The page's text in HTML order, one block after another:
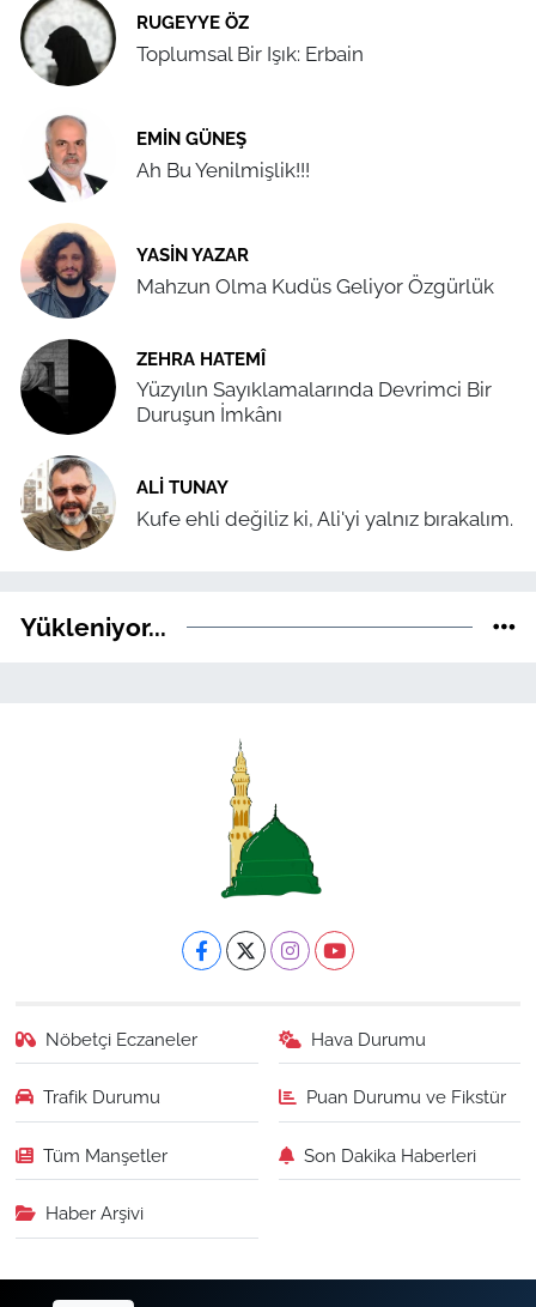
RUGEYYE ÖZ
Toplumsal Bir Işık: Erbain
EMIN GÜNEŞ
Ah Bu Yenilmişlik!!!
YASIN YAZAR
Mahzun Olma Kudüs Geliyor Özgürlük
ZEHRA HATEMÎ
Yüzyılın Sayıklamalarında Devrimci Bir
Duruşun İmkânı
ALI TUNAY
Kufe ehli değiliz ki, Ali'yi yalnız bırakalım.
Yükleniyor...
Nöbetçi Eczaneler Hava Durumu
Trafik Durumu Puan Durumu ve Fikstür
Tüm Manşetler Son Dakika Haberleri
Haber Arşivi